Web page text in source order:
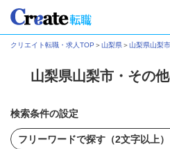
クリエイト転職・求人TOP ＞山梨県＞山梨県山梨市
山梨県山梨市・その
検索条件の設定